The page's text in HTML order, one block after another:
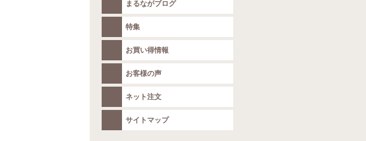
まるながブログ
特集
お買い得情報
お客様の声
ネット注文
サイトマップ